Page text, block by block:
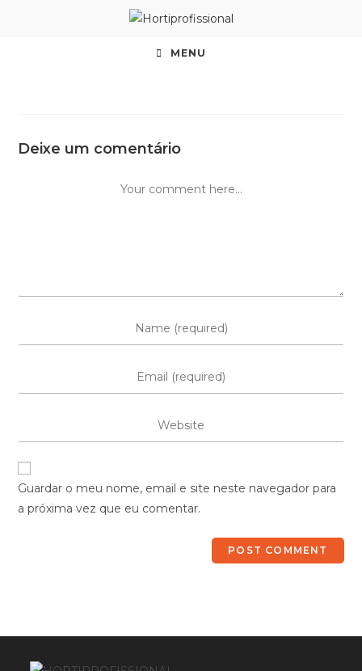
MENU
Deixe um comentário
Guardar o meu nome, email e site neste navegador para
a próxima vez que eu comentar.